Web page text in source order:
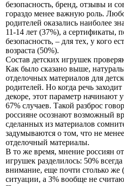
безопасность, бренд, отзывы и
гораздо менее важную роль.
родителей оказались наиболее
11-14 лет (37%), а сертификаты,
безопасность, – для тех, у кого
возраста (50%).
Состав детских игрушек
Как было сказано выше,
отделочных материалов для
родителей. Но когда речь
декоре, этот параметр начинают
67% случаев. Такой разброс
россияне осознают возможный
сделанных из материалов
задумываются о том, что не
отделочный материалы.
В то же время, мнение россиян
игрушек разделилось: 50%
внимание, еще почти столько же
ситуации, а 3% вообще не